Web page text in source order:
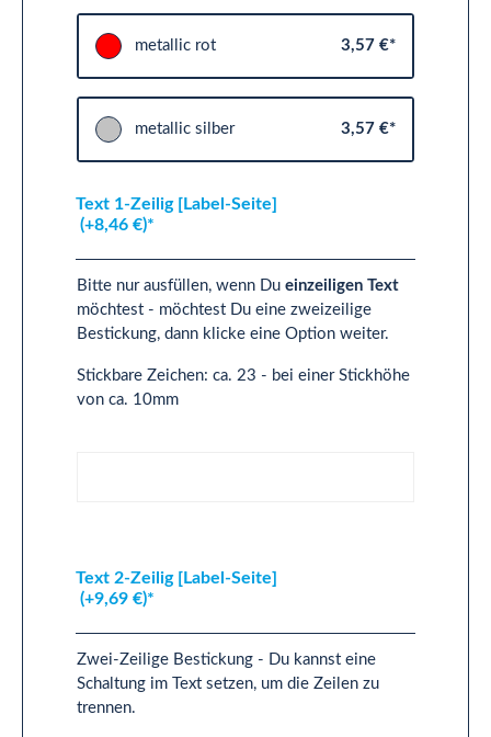
metallic rot 3,57 €*
metallic silber 3,57 €*
Text 1-Zeilig [Label-Seite]
(+8,46 €)*
Bitte nur ausfüllen, wenn Du einzeiligen Text
möchtest - möchtest Du eine zweizeilige
Bestickung, dann klicke eine Option weiter.
Stickbare Zeichen: ca. 23 - bei einer Stickhöhe
von ca. 10mm
Text 2-Zeilig [Label-Seite]
(+9,69 €)*
Zwei-Zeilige Bestickung - Du kannst eine
Schaltung im Text setzen, um die Zeilen zu
trennen.